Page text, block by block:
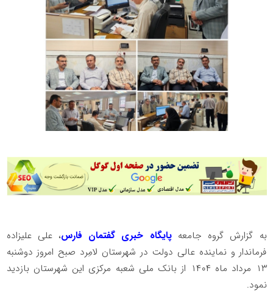
به گزارش گروه جامعه پایگاه خبری گفتمان فارس، علی علیزاده
فرماندار و نماینده عالی دولت در شهرستان لامِرد صبح امروز دوشنبه
۱۳ مرداد ماه ۱۴۰۴ از بانک ملی شعبه مرکزی این شهرستان بازدید
نمود.